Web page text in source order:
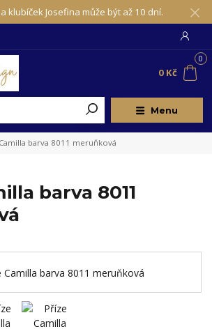
klubíček Josefina může být až 10 dní.
Menu
0
0 Kč
barva 8011 meruňková
barva 8011